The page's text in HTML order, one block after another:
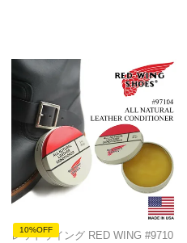
10%OFF
レッドウイング RED WING #9710